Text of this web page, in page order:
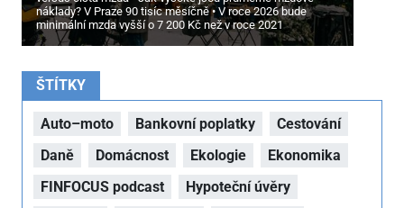
náklady? V Praze 90 tisíc měsíčně
V roce 2026 bude
minimální mzda vyšší o 7 200 Kč než v roce 2021
ŠTÍTKY
Auto–moto Bankovní poplatky
Cestování
Daně
Domácnost Ekologie
Ekonomika
FINFOCUS podcast
Hypoteční úvěry